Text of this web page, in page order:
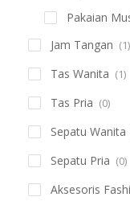
Pakaian
Jam Tangan (1)
Tas Wanita (1)
Tas Pria (0)
Sepatu Wanita
Sepatu Pria (0)
Aksesoris